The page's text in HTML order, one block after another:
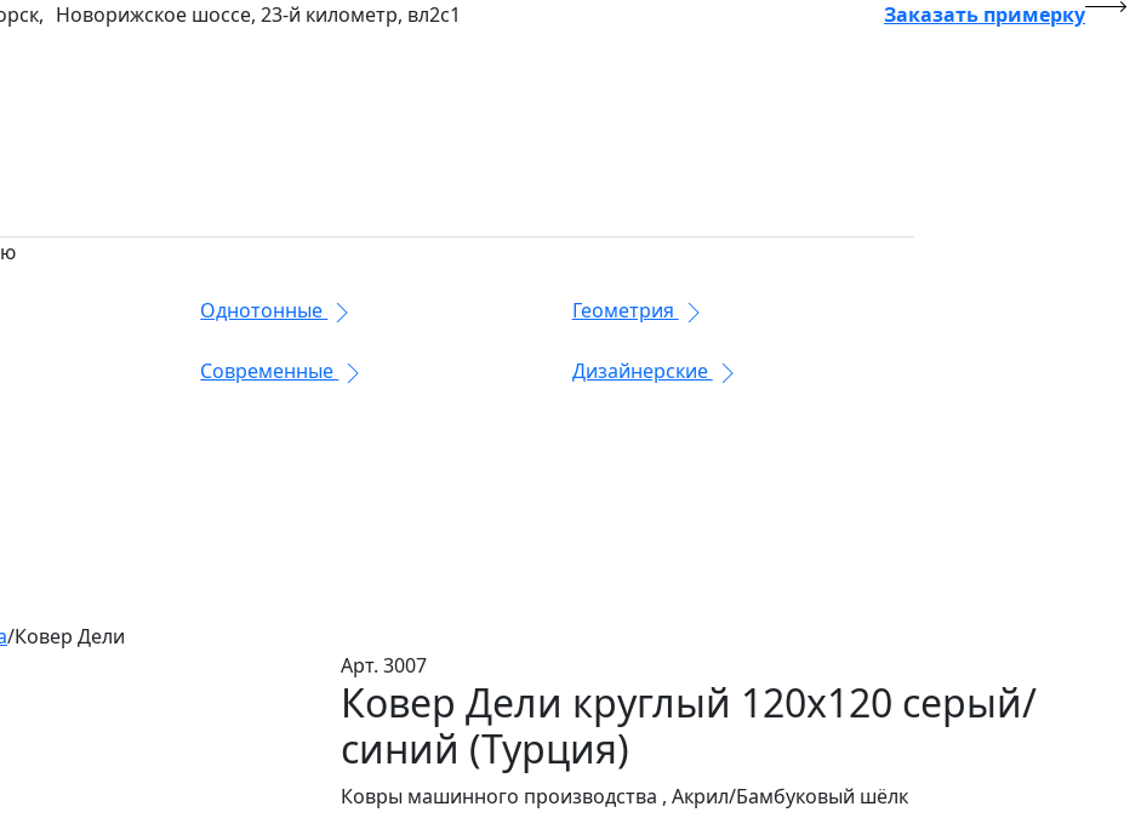
Новорижское шоссе, 23-й километр, вл2с1
Заказать примерку
Однотонные Геометрия
Современные Дизайнерские
/Ковер Дели
Арт. 3007
Ковер Дели круглый 120х120 серый/
синий (Турция)
Ковры машинного производства , Акрил/Бамбуковый шёлк